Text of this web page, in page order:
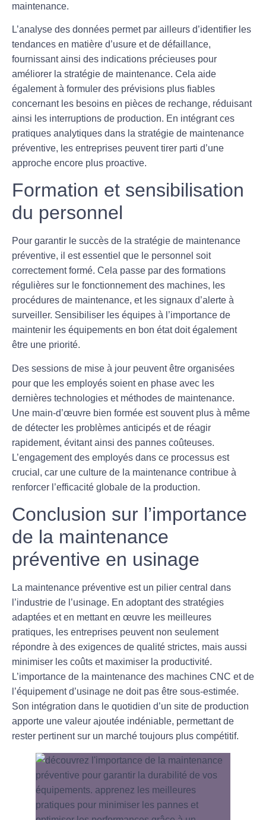
maintenance.
L’analyse des données permet par ailleurs d’identifier les
tendances en matière d’usure et de défaillance,
fournissant ainsi des indications précieuses pour
améliorer la stratégie de maintenance. Cela aide
également à formuler des prévisions plus fiables
concernant les besoins en pièces de rechange, réduisant
ainsi les interruptions de production. En intégrant ces
pratiques analytiques dans la stratégie de maintenance
préventive, les entreprises peuvent tirer parti d’une
approche encore plus proactive.
Formation et sensibilisation
du personnel
Pour garantir le succès de la stratégie de maintenance
préventive, il est essentiel que le personnel soit
correctement formé. Cela passe par des formations
régulières sur le fonctionnement des machines, les
procédures de maintenance, et les signaux d’alerte à
surveiller. Sensibiliser les équipes à l’importance de
maintenir les équipements en bon état doit également
être une priorité.
Des sessions de mise à jour peuvent être organisées
pour que les employés soient en phase avec les
dernières technologies et méthodes de maintenance.
Une main-d’œuvre bien formée est souvent plus à même
de détecter les problèmes anticipés et de réagir
rapidement, évitant ainsi des pannes coûteuses.
L’engagement des employés dans ce processus est
crucial, car une culture de la maintenance contribue à
renforcer l’efficacité globale de la production.
Conclusion sur l’importance
de la maintenance
préventive en usinage
La maintenance préventive est un pilier central dans
l’industrie de l’usinage. En adoptant des stratégies
adaptées et en mettant en œuvre les meilleures
pratiques, les entreprises peuvent non seulement
répondre à des exigences de qualité strictes, mais aussi
minimiser les coûts et maximiser la productivité.
L’importance de la maintenance des machines CNC et de
l’équipement d’usinage ne doit pas être sous-estimée.
Son intégration dans le quotidien d’un site de production
apporte une valeur ajoutée indéniable, permettant de
rester pertinent sur un marché toujours plus compétitif.